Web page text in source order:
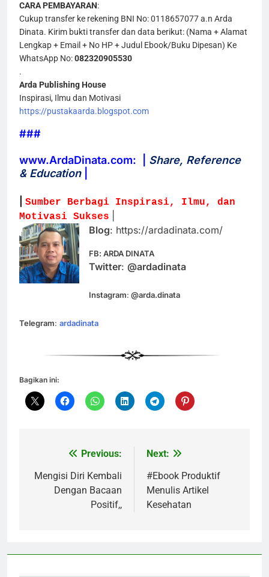
CARA PEMBAYARAN:
Cukup transfer ke rekening BNI No: 0118657077 a.n Arda
Dinata. Kirim bukti transfer dan data berikut: (Nama + Alamat
Lengkap + Email + No HP + Judul Ebook/Buku Dipesan) Ke
WhatsApp No:082320905530
.
Arda Publishing House
Inspirasi, Ilmu dan Motivasi
https://pustakaarda.blogspot.com
###
www.ArdaDinata.com:
Share, Reference
& Education|
Sumber Berbagi Inspirasi, Ilmu, dan
Motivasi Sukses
Blog: https://ardadinata.com/
FB: ARDA DINATA
Twitter: @ardadinata
Instagram: @arda.dinata
Telegram: ardadinata
Bagikan ini:
Navigasi
pos
Previous:
Mengisi Diri Kembali
Dengan Bacaan
Positif,,
Next:
#Ebook Produktif
Menulis Artikel
Kesehatan